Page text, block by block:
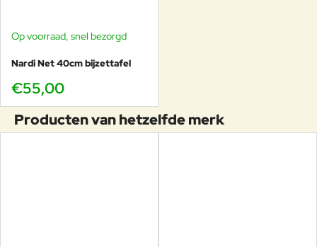
Op voorraad, snel bezorgd
Nardi Net 40cm bijzettafel
€55,00
Producten van hetzelfde merk